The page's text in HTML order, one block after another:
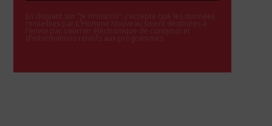
En cliquant sur "Je m'inscris", j'accepte que les données
recueillies par L'Homme Nouveau soient destinées à
l'envoi par courrier électronique de contenus et
d'informations relatifs aux programmes.